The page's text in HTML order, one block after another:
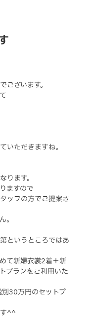
ざいます。
いただきますね。
ります。
ますので
ッフの方でご提案さ
。
というところではあ
て新婦衣裳2着＋新
プランをご利用いた
30万円のセットプ
^^